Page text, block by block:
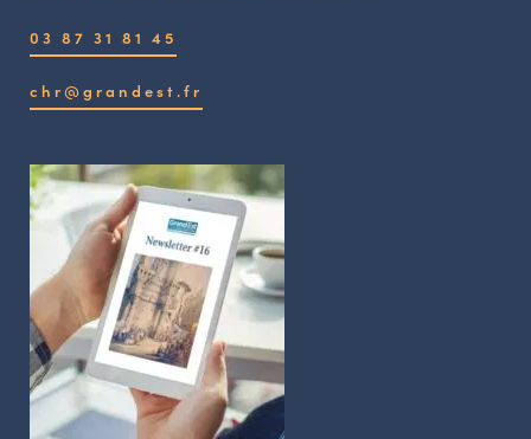
03 87 31 81 45
chr@grandest.fr